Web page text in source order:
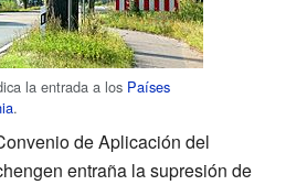
la entrada a los Países
.
de Aplicación del
entraña la supresión de